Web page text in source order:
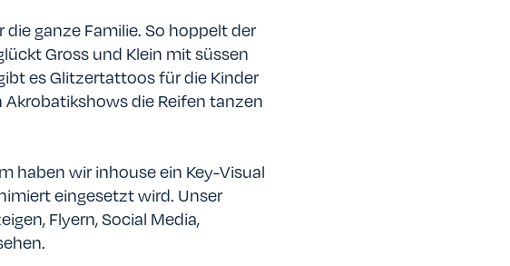
ganze Familie. So hoppelt der
Gross und Klein mit süssen
es Glitzertattoos für die Kinder
Akrobatikshows die Reifen tanzen
haben wir inhouse ein Key-Visual
eingesetzt wird. Unser
Flyern, Social Media,